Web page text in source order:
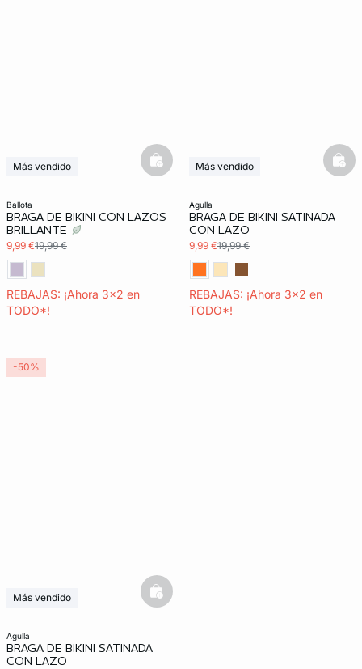
ballota
BRAGA DE BIKINI CON LAZOS
BRILLANTE
9,99 €19,99 €
REBAJAS: ¡Ahora 3x2 en
TODO*!
Más vendido
basketfull
agulla
BRAGA DE BIKINI SATINADA
CON LAZO
9,99 €19,99 €
REBAJAS: ¡Ahora 3x2 en
TODO*!
Más vendido
agulla
BRAGA DE BIKINI SATINADA
CON LAZO
Más vendido
basketfull
-50%